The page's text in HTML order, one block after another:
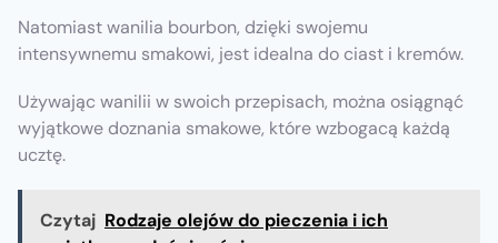
Natomiast wanilia bourbon, dzięki swojemu
intensywnemu smakowi, jest idealna do ciast i kremów.
Używając wanilii w swoich przepisach, można osiągnąć
wyjątkowe doznania smakowe, które wzbogacą każdą
ucztę.
Czytaj Rodzaje olejów do pieczenia i ich